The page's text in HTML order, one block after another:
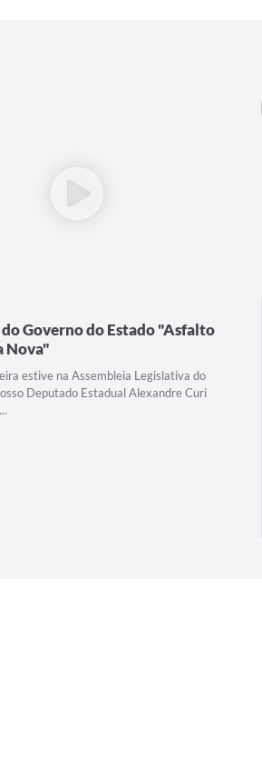
Governo do Estado "Asfalto
Nova"
estive na Assembleia Legislativa do
Deputado Estadual Alexandre Curi